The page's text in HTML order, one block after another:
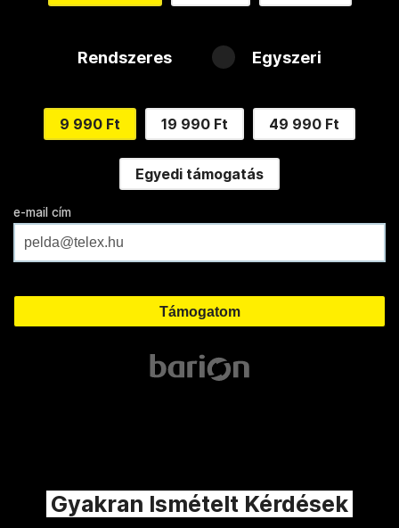
Rendszeres Egyszeri
9 990 Ft 19 990 Ft 49 990 Ft
Egyedi támogatás
e-mail cím
Gyakran Ismételt Kérdések